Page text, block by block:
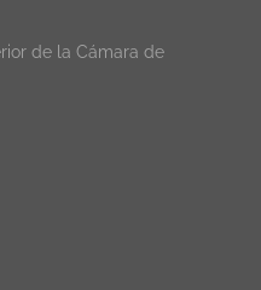
de la Cámara de